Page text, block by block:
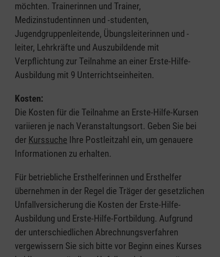
möchten. Trainerinnen und Trainer,
Medizinstudentinnen und -studenten,
Jugendgruppenleitende, Übungsleiterinnen und -
leiter, Lehrkräfte und Auszubildende mit
Verpflichtung zur Teilnahme an einer Erste-Hilfe-
Ausbildung mit 9 Unterrichtseinheiten.
Kosten:
Die Kosten für die Teilnahme an Erste-Hilfe-Kursen
variieren je nach Veranstaltungsort. Geben Sie bei
der Kurssuche Ihre Postleitzahl ein, um genauere
Informationen zu erhalten.
Für betriebliche Ersthelferinnen und Ersthelfer
übernehmen in der Regel die Träger der gesetzlichen
Unfallversicherung die Kosten der Erste-Hilfe-
Ausbildung und Erste-Hilfe-Fortbildung. Aufgrund
der unterschiedlichen Abrechnungsverfahren
vergewissern Sie sich bitte vor Beginn eines Kurses